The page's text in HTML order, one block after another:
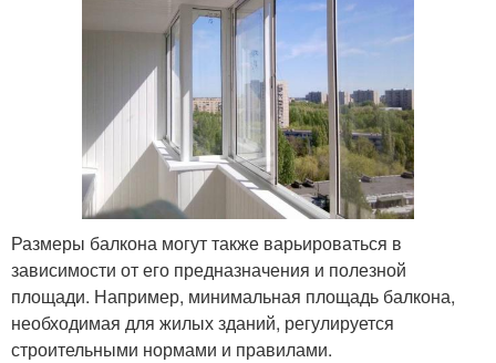
Размеры балкона могут также варьироваться в
зависимости от его предназначения и полезной
площади. Например, минимальная площадь балкона,
необходимая для жилых зданий, регулируется
строительными нормами и правилами.